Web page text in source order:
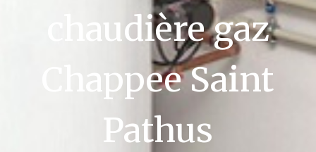
chaudière gaz
Chappee Saint
Pathus